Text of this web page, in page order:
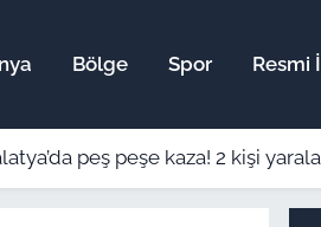
Bölge Spor Resmi
peş peşe kaza! 2 kişi